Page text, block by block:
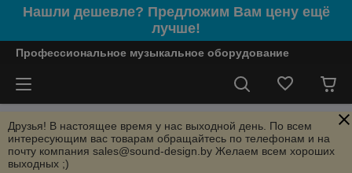
Нашли дешевле? Предложим Вам цену ещё
лучше!
Профессиональное музыкальное оборудование
Друзья! В настоящее время у нас выходной день. По всем
интересующим вас товарам обращайтесь по телефонам и на
почту компания sales@sound-design.by Желаем всем хороших
выходных ;)